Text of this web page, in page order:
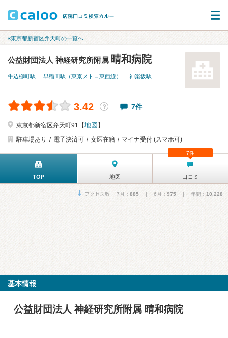
«東京都新宿区弁天町の一覧へ
公益財団法人 神経研究所附属 晴和病院
牛込柳町駅 早稲田駅（東京メトロ東西線） 神楽坂駅
3.42 ？ 7件
東京都新宿区弁天町91【地図 】
駐車場あり
電子決済可 女医在籍 マイナ受付 (スマホ可)
TOP 地図 口コミ
7件
アクセス数 7月： 885 | 6月： 975 | 年間： 10,228
基本情報
公益財団法人 神経研究所附属 晴和病院